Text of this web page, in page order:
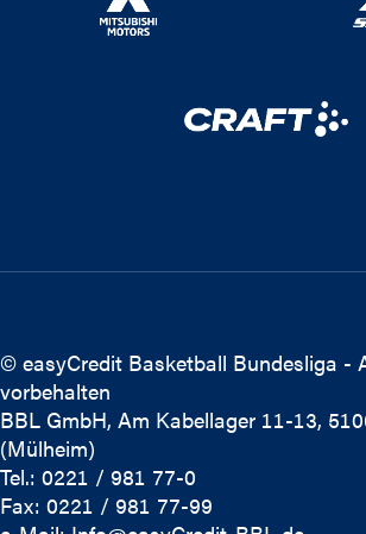
© easyCredit Basketball Bundesliga -
vorbehalten
BBL GmbH, Am Kabellager 11-13,
(Mülheim)
Tel.: 0221 / 981 77-0
Fax: 0221 / 981 77-99